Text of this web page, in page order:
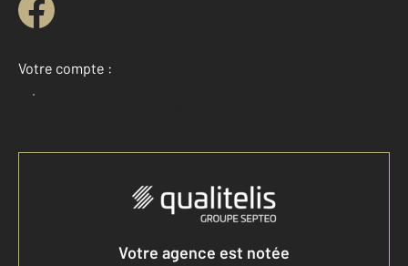
Votre compte :
Votre agence est notée